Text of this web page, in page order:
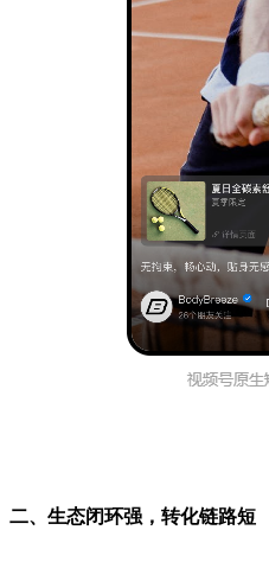
二、生态闭环强，转化链路短